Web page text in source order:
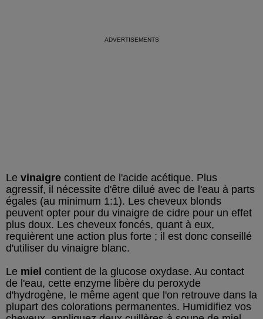
Le vinaigre contient de l'acide acétique. Plus
agressif, il nécessite d'être dilué avec de l'eau à parts
égales (au minimum 1:1). Les cheveux blonds
peuvent opter pour du vinaigre de cidre pour un effet
plus doux. Les cheveux foncés, quant à eux,
requièrent une action plus forte ; il est donc conseillé
d'utiliser du vinaigre blanc.
Le miel contient de la glucose oxydase. Au contact
de l'eau, cette enzyme libère du peroxyde
d'hydrogène, le même agent que l'on retrouve dans la
plupart des colorations permanentes. Humidifiez vos